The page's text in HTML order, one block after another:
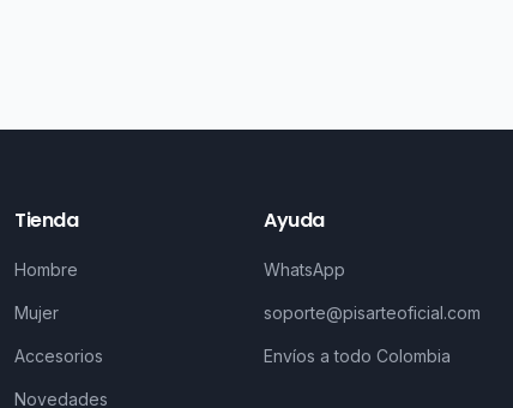
Tienda
Hombre
Mujer
Accesorios
Novedades
Ayuda
WhatsApp
soporte@pisarteoficial.com
Envíos a todo Colombia